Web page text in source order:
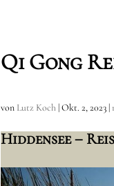
Qi Gong
von Lutz Koch |Okt. 2, 2023|
Hiddensee –